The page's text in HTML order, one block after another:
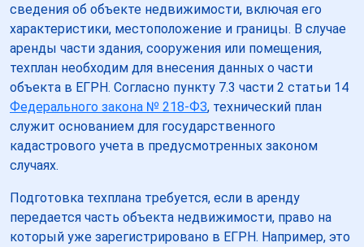
сведения об объекте недвижимости, включая его
характеристики, местоположение и границы. В случае
аренды части здания, сооружения или помещения,
техплан необходим для внесения данных о части
объекта в ЕГРН. Согласно пункту 7.3 части 2 статьи 14
Федерального закона № 218-ФЗ, технический план
служит основанием для государственного
кадастрового учета в предусмотренных законом
случаях.
Подготовка техплана требуется, если в аренду
передается часть объекта недвижимости, право на
который уже зарегистрировано в ЕГРН. Например, это